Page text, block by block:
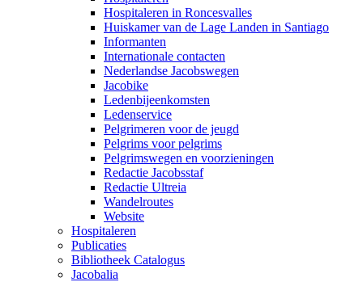
Hospitaleren in Roncesvalles
Huiskamer van de Lage Landen in Santiago
Informanten
Internationale contacten
Nederlandse Jacobswegen
Jacobike
Ledenbijeenkomsten
Ledenservice
Pelgrimeren voor de jeugd
Pelgrims voor pelgrims
Pelgrimswegen en voorzieningen
Redactie Jacobsstaf
Redactie Ultreia
Wandelroutes
Website
Hospitaleren
Publicaties
Bibliotheek Catalogus
Jacobalia